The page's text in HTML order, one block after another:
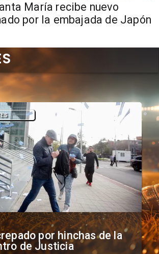
María recibe nuevo
por la embajada de Japón
contrato con Colo
nuevo arquero